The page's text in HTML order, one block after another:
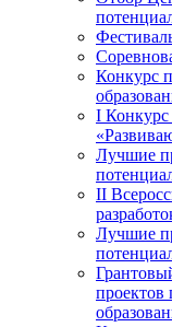
Конкурс
I Конкурс
Лучшие
II
Лучшие
проектов